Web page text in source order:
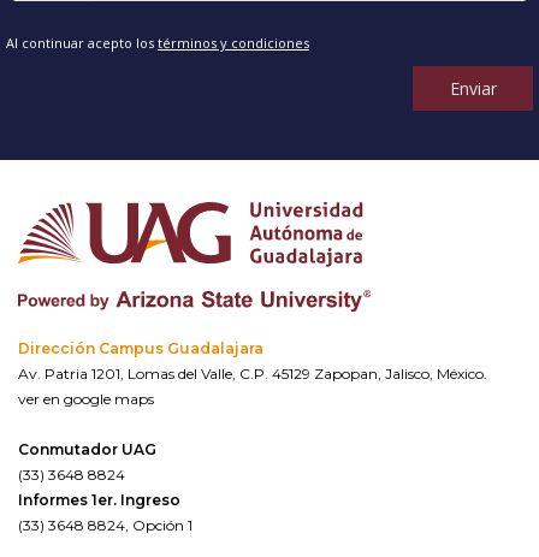
Al continuar acepto los términos y condiciones
Enviar
Dirección Campus Guadalajara
Av. Patria 1201, Lomas del Valle, C.P. 45129 Zapopan, Jalisco, México.
ver en google maps
Conmutador UAG
(33) 3648 8824
Informes 1er. Ingreso
(33) 3648 8824, Opción 1